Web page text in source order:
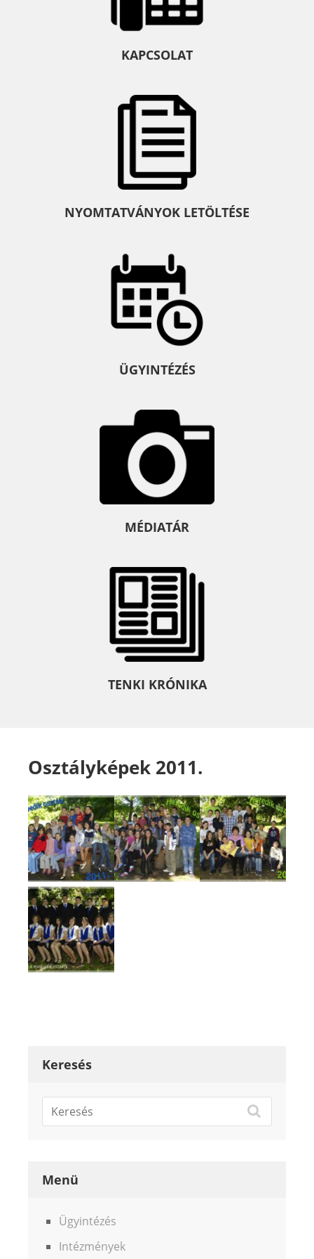
KAPCSOLAT
NYOMTATVÁNYOK LETÖLTÉSE
ÜGYINTÉZÉS
MÉDIATÁR
TENKI KRÓNIKA
Osztályképek 2011.
Keresés
Menü
Ügyintézés
Intézmények